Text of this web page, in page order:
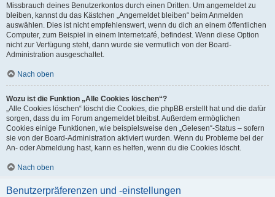
Missbrauch deines Benutzerkontos durch einen Dritten. Um angemeldet zu
bleiben, kannst du das Kästchen „Angemeldet bleiben“ beim Anmelden
auswählen. Dies ist nicht empfehlenswert, wenn du dich an einem öffentlichen
Computer, zum Beispiel in einem Internetcafé, befindest. Wenn diese Option
nicht zur Verfügung steht, dann wurde sie vermutlich von der Board-
Administration ausgeschaltet.
Nach oben
Wozu ist die Funktion „Alle Cookies löschen“?
„Alle Cookies löschen“ löscht die Cookies, die phpBB erstellt hat und die dafür
sorgen, dass du im Forum angemeldet bleibst. Außerdem ermöglichen
Cookies einige Funktionen, wie beispielsweise den „Gelesen“-Status – sofern
sie von der Board-Administration aktiviert wurden. Wenn du Probleme bei der
An- oder Abmeldung hast, kann es helfen, wenn du die Cookies löscht.
Nach oben
Benutzerpräferenzen und -einstellungen